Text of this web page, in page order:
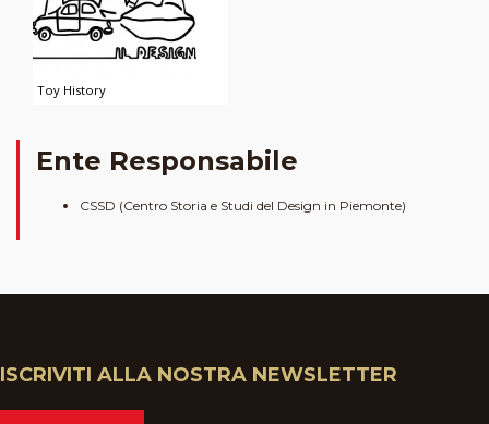
Toy History
Ente Responsabile
CSSD (Centro Storia e Studi del Design in Piemonte)
ISCRIVITI ALLA NOSTRA NEWSLETTER